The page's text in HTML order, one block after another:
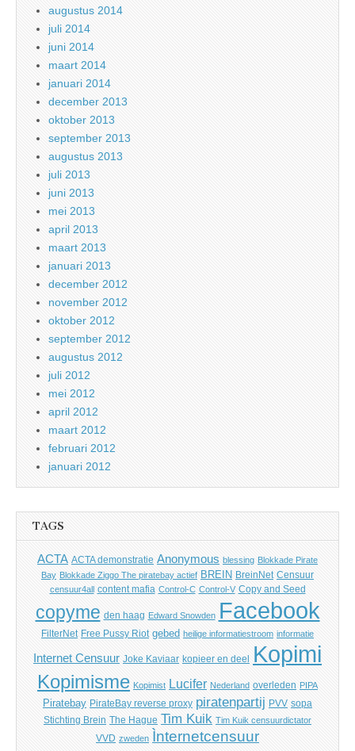
augustus 2014
juli 2014
juni 2014
maart 2014
januari 2014
december 2013
oktober 2013
september 2013
augustus 2013
juli 2013
juni 2013
mei 2013
april 2013
maart 2013
januari 2013
december 2012
november 2012
oktober 2012
september 2012
augustus 2012
juli 2012
mei 2012
april 2012
maart 2012
februari 2012
januari 2012
TAGS
ACTA ACTA demonstratie Anonymous blessing Blokkade Pirate
Bay Blokkade Ziggo The piratebay actief BREIN BreinNet Censuur
censuur4all content mafia Control-C Control-V Copy and Seed
copyme den haag Edward Snowden Facebook
FilterNet Free Pussy Riot gebed heilige informatiestroom informatie
Internet Censuur Joke Kaviaar kopieer en deel Kopimi
Kopimisme Kopimist Lucifer Nederland overleden PIPA
Piratebay PirateBay reverse proxy piratenpartij PVV sopa
Stichting Brein The Hague Tim Kuik Tim Kuik censuurdictator
VVD zweden Ìnternetcensuur